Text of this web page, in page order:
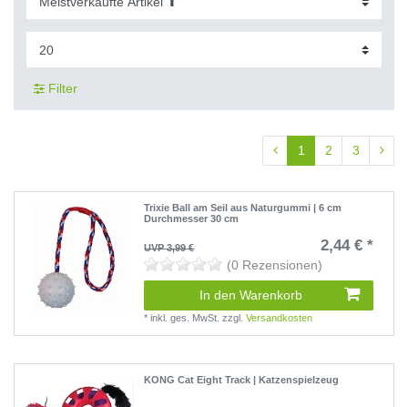
Filter
1 2 3
Trixie Ball am Seil aus Naturgummi | 6 cm
Durchmesser 30 cm
UVP 3,99 € 2,44 € *
(0 Rezensionen)
In den Warenkorb
*inkl. ges. MwSt. zzgl.Versandkosten
KONG Cat Eight Track | Katzenspielzeug